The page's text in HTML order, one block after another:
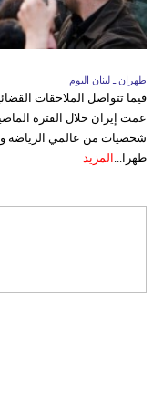
طهران ـ لبنان اليوم
فيما تتواصل الملاحقات
عمت إيران خلال الفترة
شخصيات من عالمي الرياضة
طهرا... المزيد